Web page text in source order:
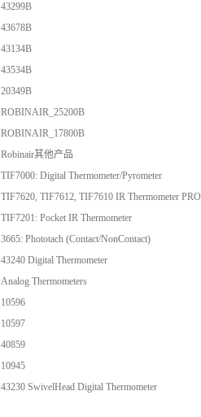
43299B
43678B
43134B
43534B
20349B
ROBINAIR_25200B
ROBINAIR_17800B
Robinair其他产品
TIF7000: Digital Thermometer/Pyrometer
TIF7620, TIF7612, TIF7610 IR Thermometer PRO
TIF7201: Pocket IR Thermometer
3665: Phototach (Contact/NonContact)
43240 Digital Thermometer
Analog Thermometers
10596
10597
40859
10945
43230 SwivelHead Digital Thermometer